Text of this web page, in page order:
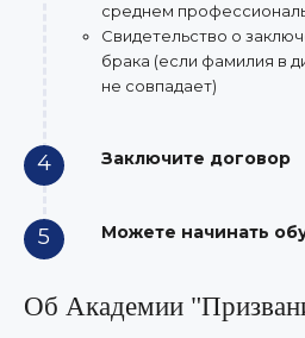
среднем
Свидетельство о
брака (если фамилия в
не совпадает)
4 Заключите договор
5 Можете начинать
Об Академии